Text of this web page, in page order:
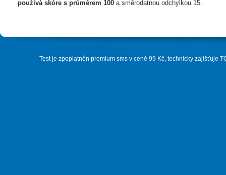
používá skóre s průměrem 100 a směrodatnou odchylkou 15.
Test je zpoplatněn premium sms v ceně 99 Kč, technicky zajišťuje